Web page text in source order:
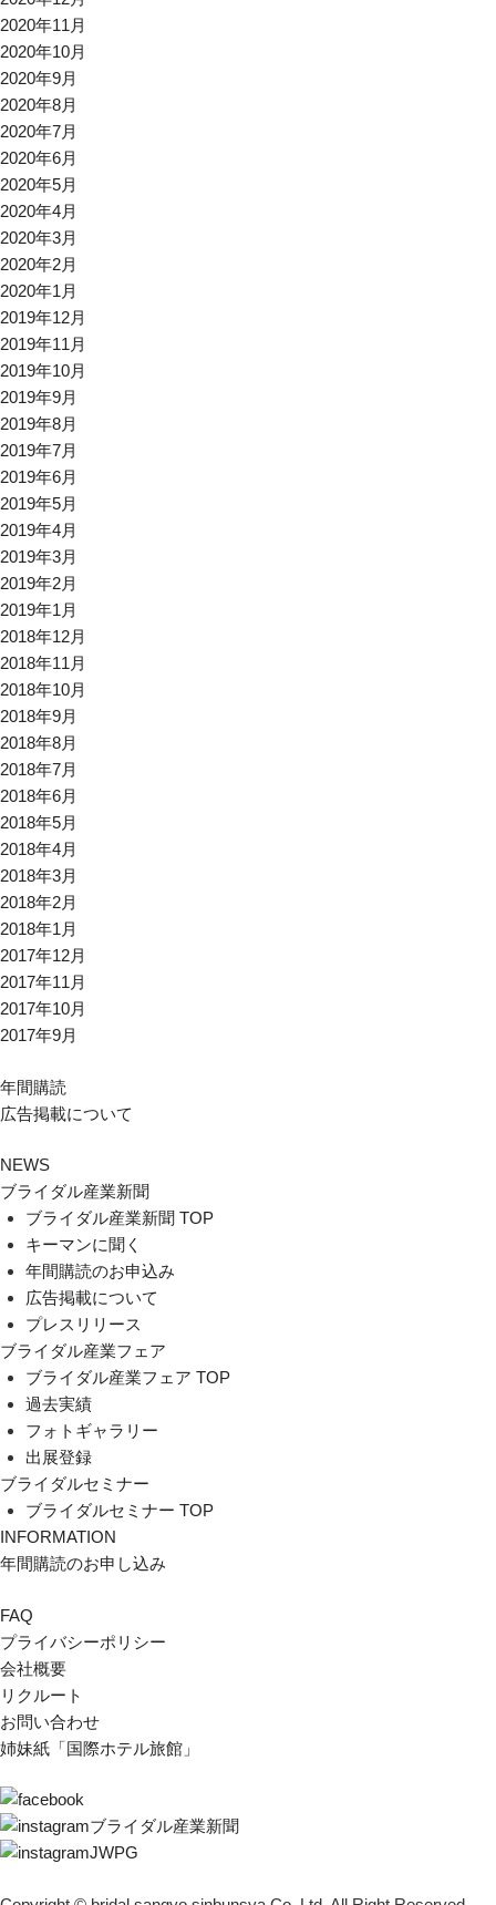
2020年11月
2020年10月
2020年9月
2020年8月
2020年7月
2020年6月
2020年5月
2020年4月
2020年3月
2020年2月
2020年1月
2019年12月
2019年11月
2019年10月
2019年9月
2019年8月
2019年7月
2019年6月
2019年5月
2019年4月
2019年3月
2019年2月
2019年1月
2018年12月
2018年11月
2018年10月
2018年9月
2018年8月
2018年7月
2018年6月
2018年5月
2018年4月
2018年3月
2018年2月
2018年1月
2017年12月
2017年11月
2017年10月
2017年9月
年間購読
広告掲載について
NEWS
ブライダル産業新聞
ブライダル産業新聞 TOP
キーマンに聞く
年間購読のお申込み
広告掲載について
プレスリリース
ブライダル産業フェア
ブライダル産業フェア TOP
過去実績
フォトギャラリー
出展登録
ブライダルセミナー
ブライダルセミナー TOP
INFORMATION
年間購読のお申し込み
FAQ
プライバシーポリシー
会社概要
リクルート
お問い合わせ
姉妹紙「国際ホテル旅館」
ブライダル産業新聞
JWPG